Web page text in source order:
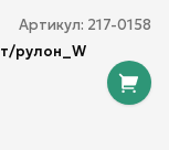
Артикул: 217-0158
рулон_W